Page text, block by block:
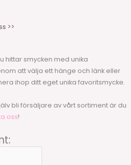
>>
hittar smycken med unika
att välja ett hänge och länk eller
ihop ditt eget unika favoritsmycke.
bli försäljare av vårt sortiment är du
oss!